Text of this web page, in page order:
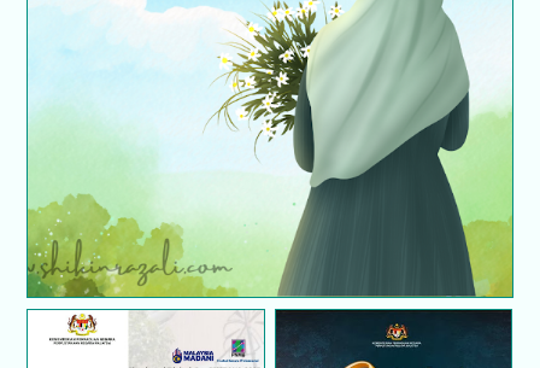
Satu Pengalaman: Hilang, doa dan tawakal,
akhirnya dijumpai semula!